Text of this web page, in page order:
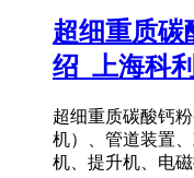
超细重质碳
绍_上海科
超细重质碳酸钙
机）、管道装置
机、提升机、电